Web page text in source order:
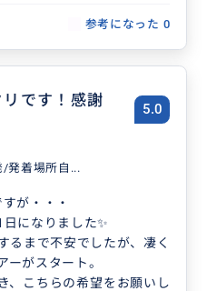
いなしです！参考になった 0
です！感謝
5.0
/発着場所自...
が・・・
になりました✨️
るまで不安でしたが、凄く
ーがスタート。
、こちらの希望をお願いし